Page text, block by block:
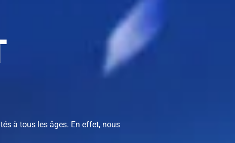
à tous les âges. En effet, nous